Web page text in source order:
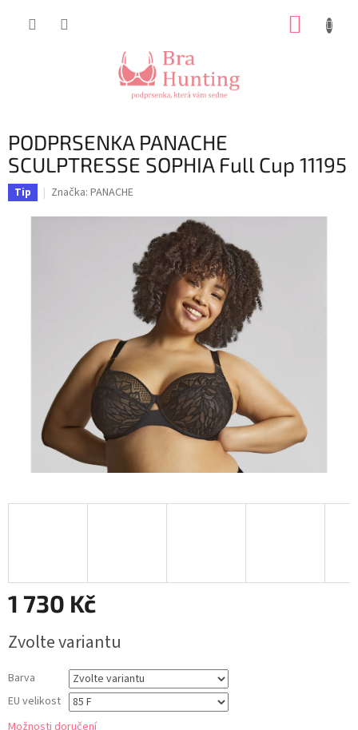
PODPRSENKA PANACHE
SCULPTRESSE SOPHIA Full Cup 11195
Tip Značka: PANACHE
1 730 Kč
cena:
Zvolte variantu
Barva
EU velikost